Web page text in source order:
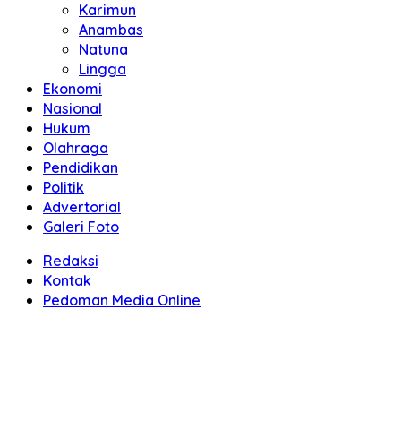
Karimun
Anambas
Natuna
Lingga
Ekonomi
Nasional
Hukum
Olahraga
Pendidikan
Politik
Advertorial
Galeri Foto
Redaksi
Kontak
Pedoman Media Online